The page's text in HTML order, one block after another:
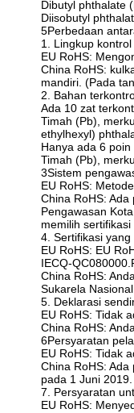
Dibutyl phthalate
Diisobutyl
5Perbedaan
1. Lingkup
EU RoHS:
China RoHS:
mandiri. (Pada
2. Bahan
Ada 10 zat
Timah (Pb),
ethylhexyl)
Hanya ada 6
Timah (Pb),
3Sistem
EU RoHS:
China RoHS:
Pengawasan
memilih
4. Sertifikasi yang
EU RoHS: EU
IECQ-
China RoHS:
Sukarela Nasional.
5. Deklarasi
EU RoHS: Tidak
China RoHS:
6Persyaratan
EU RoHS: Tidak
China RoHS:
pada 1 Juni 2019.
7. Persyaratan
EU RoHS: